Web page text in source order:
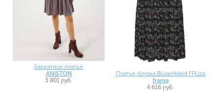
Бархатное платье
ANISTON
3 801 руб.
Платье-блузка Blusenkleid FPLiza
fransa
4 616 руб.